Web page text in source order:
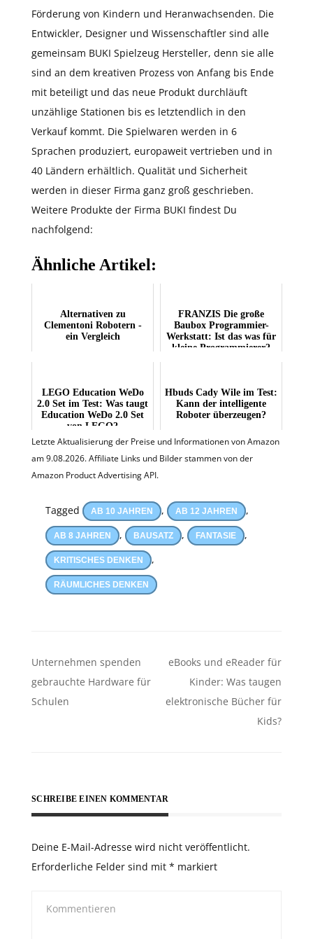
Förderung von Kindern und Heranwachsenden. Die
Entwickler, Designer und Wissenschaftler sind alle
gemeinsam BUKI Spielzeug Hersteller, denn sie alle
sind an dem kreativen Prozess von Anfang bis Ende
mit beteiligt und das neue Produkt durchläuft
unzählige Stationen bis es letztendlich in den
Verkauf kommt. Die Spielwaren werden in 6
Sprachen produziert, europaweit vertrieben und in
40 Ländern erhältlich. Qualität und Sicherheit
werden in dieser Firma ganz groß geschrieben.
Weitere Produkte der Firma BUKI findest Du
nachfolgend:
Ähnliche Artikel:
Alternativen zu
Clementoni Robotern -
ein Vergleich
FRANZIS Die große
Baubox Programmier-
Werkstatt: Ist das was für
kleine Programmierer?
LEGO Education WeDo
2.0 Set im Test: Was taugt
Education WeDo 2.0 Set
von LEGO?
Hbuds Cady Wile im Test:
Kann der intelligente
Roboter überzeugen?
Letzte Aktualisierung der Preise und Informationen von Amazon
am 9.08.2026. Affiliate Links und Bilder stammen von der
Amazon Product Advertising API.
Tagged AB 10 JAHREN , AB 12 JAHREN ,
AB 8 JAHREN , BAUSATZ , FANTASIE ,
KRITISCHES DENKEN ,
RÄUMLICHES DENKEN
Beitragsnavigation
Unternehmen spenden
gebrauchte Hardware für
Schulen
eBooks und eReader für
Kinder: Was taugen
elektronische Bücher für
Kids?
SCHREIBE EINEN KOMMENTAR
Deine E-Mail-Adresse wird nicht veröffentlicht.
Erforderliche Felder sind mit * markiert